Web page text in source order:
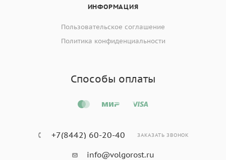
ИНФОРМАЦИЯ
Пользовательское соглашение
Политика конфиденциальности
Способы оплаты
+7(8442) 60-20-40 ЗАКАЗАТЬ ЗВОНОК
info@volgorost.ru